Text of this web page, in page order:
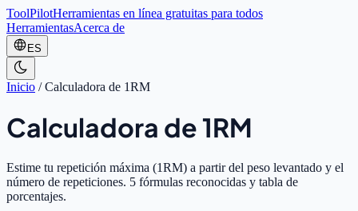
ToolPilotHerramientas en línea gratuitas para todos
HerramientasAcerca de
ES
Inicio /Calculadora de 1RM
Calculadora de 1RM
Estime tu repetición máxima (1RM) a partir del peso levantado y el
número de repeticiones. 5 fórmulas reconocidas y tabla de
porcentajes.